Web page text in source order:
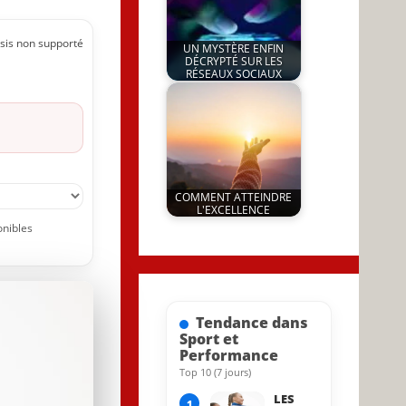
non supporté
UN MYSTÈRE ENFIN
DÉCRYPTÉ SUR LES
RÉSEAUX SOCIAUX
by
COMMENT ATTEINDRE
L'EXCELLENCE
8 August 2023
Tendance dans
Sport et
Performance
Top 10 (7 jours)
LES